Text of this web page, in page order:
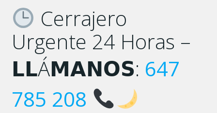
Cerrajero
Urgente 24 Horas –
𝗟𝗟Á𝗠𝗔𝗡𝗢𝗦: 647
785 208